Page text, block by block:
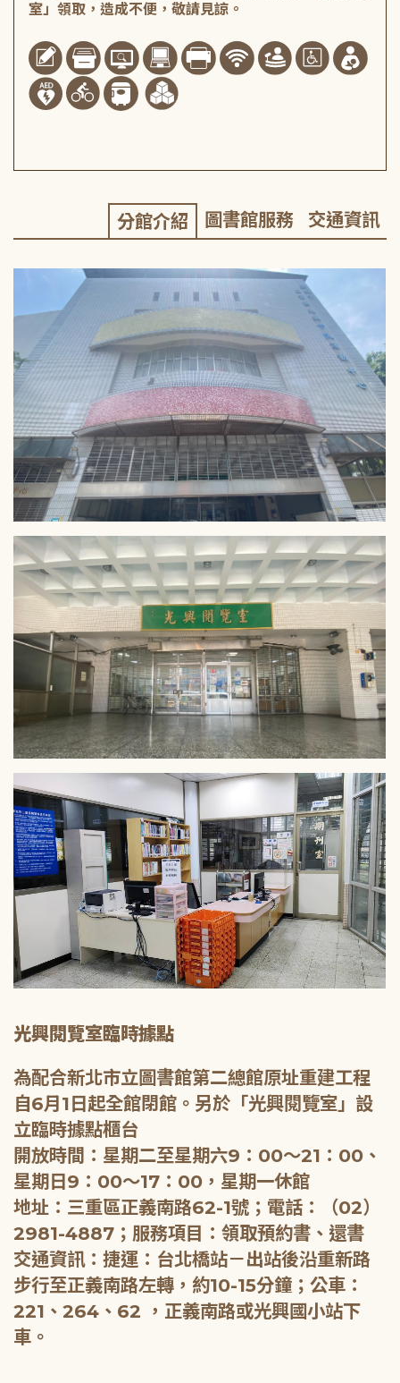
室」領取，造成不便，敬請見諒。
分館介紹 圖書館服務 交通資訊
光興閱覽室臨時據點
為配合新北市立圖書館第二總館原址重建工程
自6月1日起全館閉館。另於「光興閱覽室」設
立臨時據點櫃台
開放時間：星期二至星期六9：00～21：00、
星期日9：00～17：00，星期一休館
地址：三重區正義南路62-1號；電話：（02）
2981-4887；服務項目：領取預約書、還書
交通資訊：捷運：台北橋站－出站後沿重新路
步行至正義南路左轉，約10-15分鐘；公車：
221、264、62 ，正義南路或光興國小站下
車。